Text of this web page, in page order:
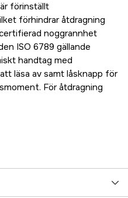
förinställt
förhindrar åtdragning
noggrannhet
ISO 6789 gällande
handtag med
läsa av samt låsknapp för
För åtdragning